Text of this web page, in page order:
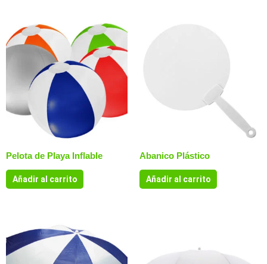
Pelota de Playa Inflable
Añadir al carrito
Abanico Plástico
Añadir al carrito